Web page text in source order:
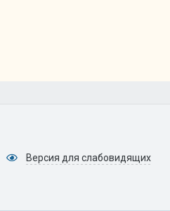
Версия для слабовидящих